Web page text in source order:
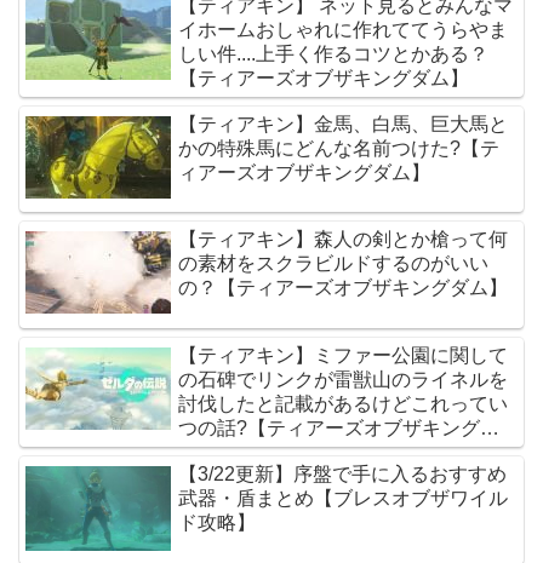
【ティアキン】 ネット見るとみんなマ
イホームおしゃれに作れててうらやま
しい件....上手く作るコツとかある？
【ティアーズオブザキングダム】
【ティアキン】金馬、白馬、巨大馬と
かの特殊馬にどんな名前つけた?【テ
ィアーズオブザキングダム】
【ティアキン】森人の剣とか槍って何
の素材をスクラビルドするのがいい
の？【ティアーズオブザキングダム】
【ティアキン】ミファー公園に関して
の石碑でリンクが雷獣山のライネルを
討伐したと記載があるけどこれってい
つの話?【ティアーズオブザキングダ
ム】
【3/22更新】序盤で手に入るおすすめ
武器・盾まとめ【ブレスオブザワイル
ド攻略】